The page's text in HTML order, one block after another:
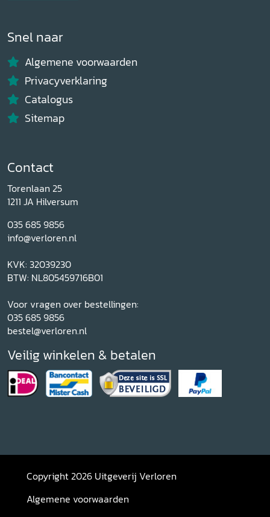
Snel naar
Algemene voorwaarden
Privacyverklaring
Catalogus
Sitemap
Contact
Torenlaan 25
1211 JA Hilversum
035 685 9856
info@verloren.nl
KVK: 32039230
BTW: NL805459716B01
Voor vragen over bestellingen:
035 685 9856
bestel@verloren.nl
Veilig winkelen & betalen
Copyright 2026 Uitgeverij Verloren
Algemene voorwaarden